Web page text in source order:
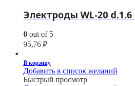
Электроды WL-20
0 out of 5
95,76 ₽
В корзину
Добавить в список желаний
Быстрый просмотр